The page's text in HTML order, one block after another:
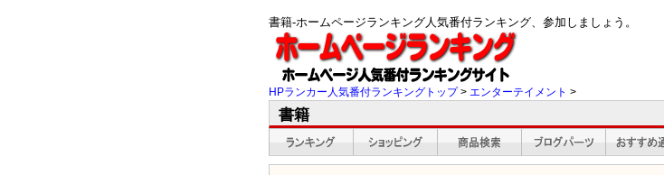
書籍-ホームページランキング人気番付ランキング、参加しましょう。
HPランカー人気番付ランキングトップ> エンターテイメント >
書籍